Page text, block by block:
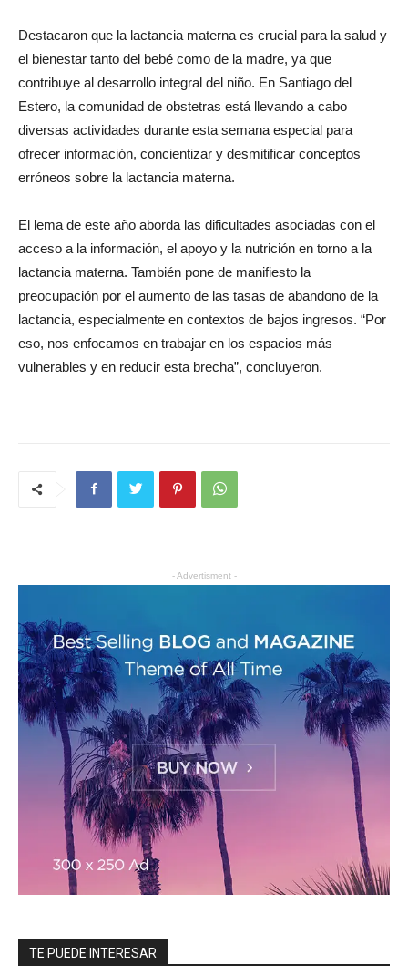
Destacaron que la lactancia materna es crucial para la salud y
el bienestar tanto del bebé como de la madre, ya que
contribuye al desarrollo integral del niño. En Santiago del
Estero, la comunidad de obstetras está llevando a cabo
diversas actividades durante esta semana especial para
ofrecer información, concientizar y desmitificar conceptos
erróneos sobre la lactancia materna.
El lema de este año aborda las dificultades asociadas con el
acceso a la información, el apoyo y la nutrición en torno a la
lactancia materna. También pone de manifiesto la
preocupación por el aumento de las tasas de abandono de la
lactancia, especialmente en contextos de bajos ingresos. “Por
eso, nos enfocamos en trabajar en los espacios más
vulnerables y en reducir esta brecha”, concluyeron.
- Advertisment -
TE PUEDE INTERESAR